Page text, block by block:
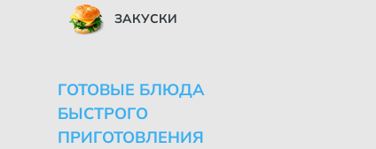
ЗАКУСКИ
ГОТОВЫЕ БЛЮДА
БЫСТРОГО
ПРИГОТОВЛЕНИЯ